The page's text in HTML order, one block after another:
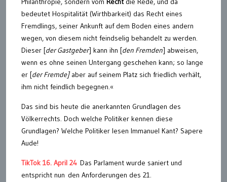
bedeutet Hospitalität (Wirthbarkeit) das Recht eines
Fremdlings, seiner Ankunft auf dem Boden eines andern
wegen, von diesem nicht feindselig behandelt zu werden.
Dieser [der Gastgeber] kann ihn [den Fremden] abweisen,
wenn es ohne seinen Untergang geschehen kann; so lange
er [der Fremde]aber auf seinem Platz sich friedlich verhält,
ihm nicht feindlich begegnen.«
Das sind bis heute die anerkannten Grundlagen des
Völkerrechts. Doch welche Politiker kennen diese
Grundlagen? Welche Politiker lesen Immanuel Kant? Sapere
Aude!
TikTok 16. April 24 Das Parlament wurde saniert und
entspricht nun den Anforderungen des 21.